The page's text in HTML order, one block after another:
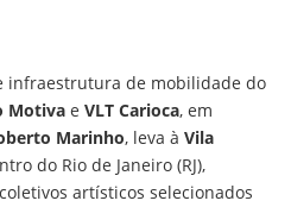
infraestrutura de mobilidade do
Motiva e VLT Carioca, em
Marinho, leva à Vila
do Rio de Janeiro (RJ),
artísticos selecionados